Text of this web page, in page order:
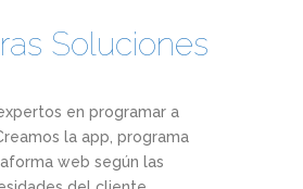
Soluciones
en programar a
la app, programa
web según las